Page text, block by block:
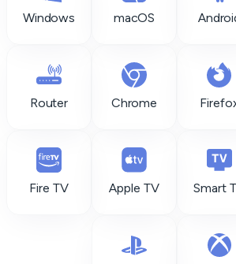
Windows macOS
Router Chrome
Fire TV Apple TV Smart